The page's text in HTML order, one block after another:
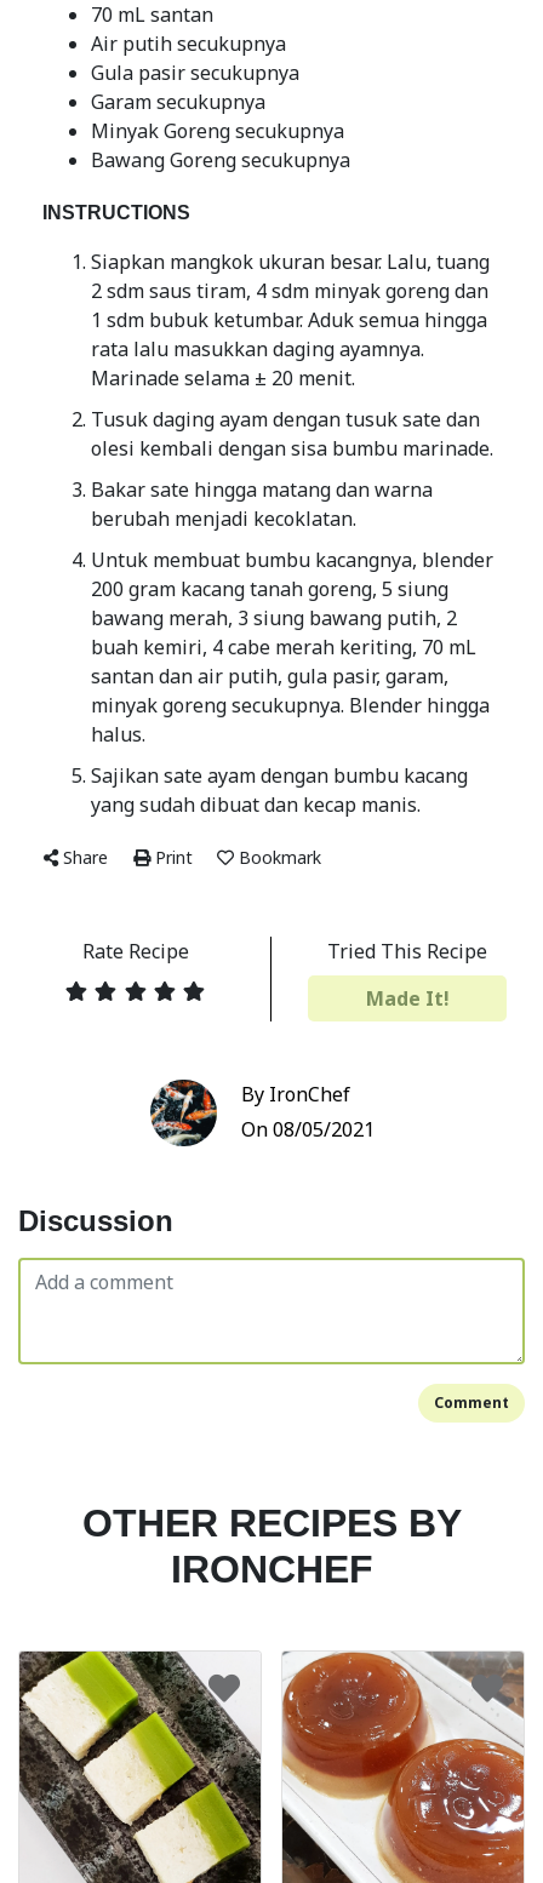
70 mL santan
Air putih secukupnya
Gula pasir secukupnya
Garam secukupnya
Minyak Goreng secukupnya
Bawang Goreng secukupnya
INSTRUCTIONS
Siapkan mangkok ukuran besar. Lalu, tuang
2 sdm saus tiram, 4 sdm minyak goreng dan
1 sdm bubuk ketumbar. Aduk semua hingga
rata lalu masukkan daging ayamnya.
Marinade selama ± 20 menit.
Tusuk daging ayam dengan tusuk sate dan
olesi kembali dengan sisa bumbu marinade.
Bakar sate hingga matang dan warna
berubah menjadi kecoklatan.
Untuk membuat bumbu kacangnya, blender
200 gram kacang tanah goreng, 5 siung
bawang merah, 3 siung bawang putih, 2
buah kemiri, 4 cabe merah keriting, 70 mL
santan dan air putih, gula pasir, garam,
minyak goreng secukupnya. Blender hingga
halus.
Sajikan sate ayam dengan bumbu kacang
yang sudah dibuat dan kecap manis.
Share Print Bookmark
Rate Recipe
Tried This Recipe
Made It!
By IronChef
On 08/05/2021
Discussion
Comment
OTHER RECIPES BY
IRONCHEF